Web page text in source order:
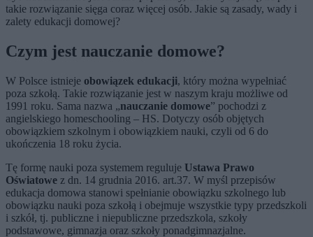
takie rozwiązanie sięga coraz więcej osób. Jakie są zasady, wady i
zalety edukacji domowej?
Czym jest nauczanie domowe?
W Polsce istnieje obowiązek edukacji, który można wypełniać
poza szkołą. Takie rozwiązanie jest w naszym kraju możliwe od
1991 roku. Sama nazwa „nauczanie domowe” pochodzi z
angielskiego homeschooling – HS. Dotyczy osób objętych
obowiązkiem szkolnym i obowiązkiem nauki, czyli od 6 do
ukończenia 18 roku życia.
Tę formę nauki poza systemem reguluje Ustawa Prawo
Oświatowe z dn. 14 grudnia 2016. art.37. W myśl przepisów
edukacja domowa stanowi spełnianie obowiązku szkolnego lub
obowiązku nauki poza szkołą i obejmuje wszystkie typy przedszkoli
i szkół, tj. publiczne i niepubliczne przedszkola, szkoły
podstawowe, gimnazja oraz szkoły ponadgimnazjalne.